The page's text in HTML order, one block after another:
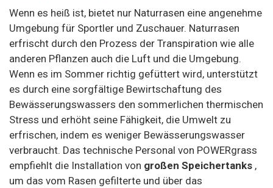
Wenn es heiß ist, bietet nur Naturrasen eine angenehme
Umgebung für Sportler und Zuschauer. Naturrasen
erfrischt durch den Prozess der Transpiration wie alle
anderen Pflanzen auch die Luft und die Umgebung.
Wenn es im Sommer richtig gefüttert wird, unterstützt
es durch eine sorgfältige Bewirtschaftung des
Bewässerungswassers den sommerlichen thermischen
Stress und erhöht seine Fähigkeit, die Umwelt zu
erfrischen, indem es weniger Bewässerungswasser
verbraucht. Das technische Personal von POWERgrass
empfiehlt die Installation von großen Speichertanks ,
um das vom Rasen gefilterte und über das